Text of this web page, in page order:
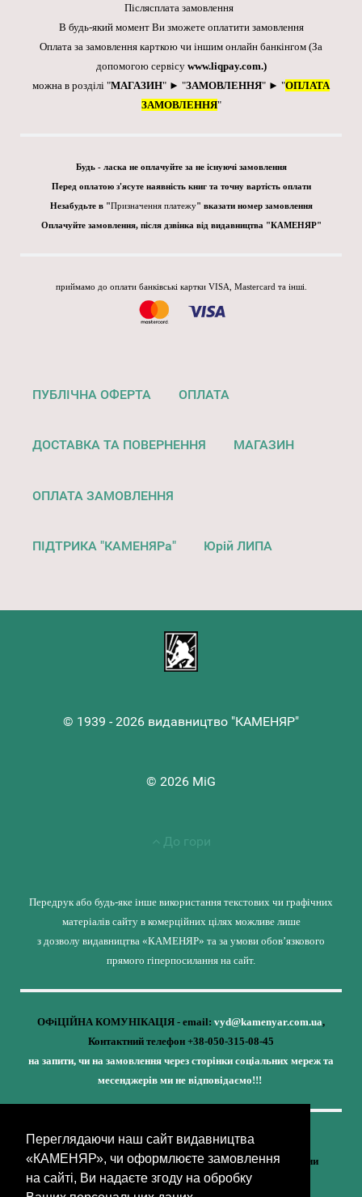
Переглядаючи наш сайт видавництва
«КАМЕНЯР», чи оформлюєте замовлення
на сайті, Ви надаєте згоду на обробку
Післясплата замовлення
В будь-який момент Ви зможете оплатити замовлення
Оплата за замовлення карткою чи іншим онлайн банкінгом (За
допомогою сервісу www.liqpay.com.)
можна в розділі "МАГАЗИН" ► "ЗАМОВЛЕННЯ" ► "ОПЛАТА
ЗАМОВЛЕННЯ"
Будь - ласка не оплачуйте за не існуючі замовлення
Перед оплатою з'ясуте наявність книг та точну вартість оплати
Незабудьте в "Призначення платежу" вказати номер замовлення
Оплачуйте замовлення, після дзвінка від видавництва "КАМЕНЯР"
приймамо до оплати банківські картки VISA, Mastercard та інші.
ПУБЛІЧНА ОФЕРТА ОПЛАТА
ДОСТАВКА ТА ПОВЕРНЕННЯ МАГАЗИН
ОПЛАТА ЗАМОВЛЕННЯ
ПІДТРИКА "КАМЕНЯРа" Юрій ЛИПА
© 1939 - 2026 видавництво "КАМЕНЯР"
© 2026 MiG
До гори
Передрук або будь-яке інше використання текстових чи графічних
матеріалів сайту в комерційних цілях можливе лише
з дозволу видавництва «КАМЕНЯР» та за умови обов’язкового
прямого гіперпосилання на сайт.
ОФіЦІЙНА КОМУНІКАЦІЯ - email: vyd@kamenyar.com.ua,
Контактний телефон +38-050-315-08-45
на запити, чи на замовлення через сторінки соціальних мереж та
месенджерів ми не відповідаємо!!!
Кожне наше видання - це внесок у спротив,
у збереження ідентичності та неминучу перемогу України
(видавництво «КАМЕНЯР»)